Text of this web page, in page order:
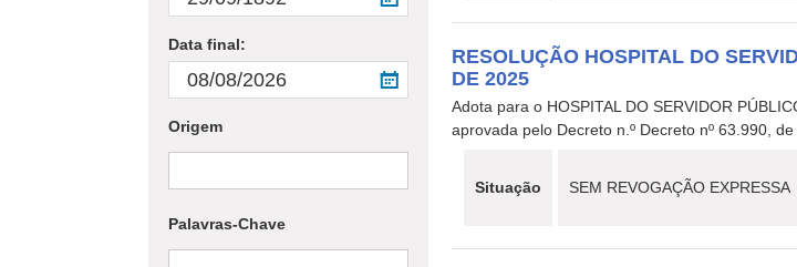
Data final:
Origem
Palavras-Chave
RESOLUÇÃO HOSPITAL DO
DE 2025
Adota para o HOSPITAL DO SERVIDOR
aprovada pelo Decreto n.º Decreto nº 63.990,
Situação SEM REVOGAÇÃO EXPRESSA